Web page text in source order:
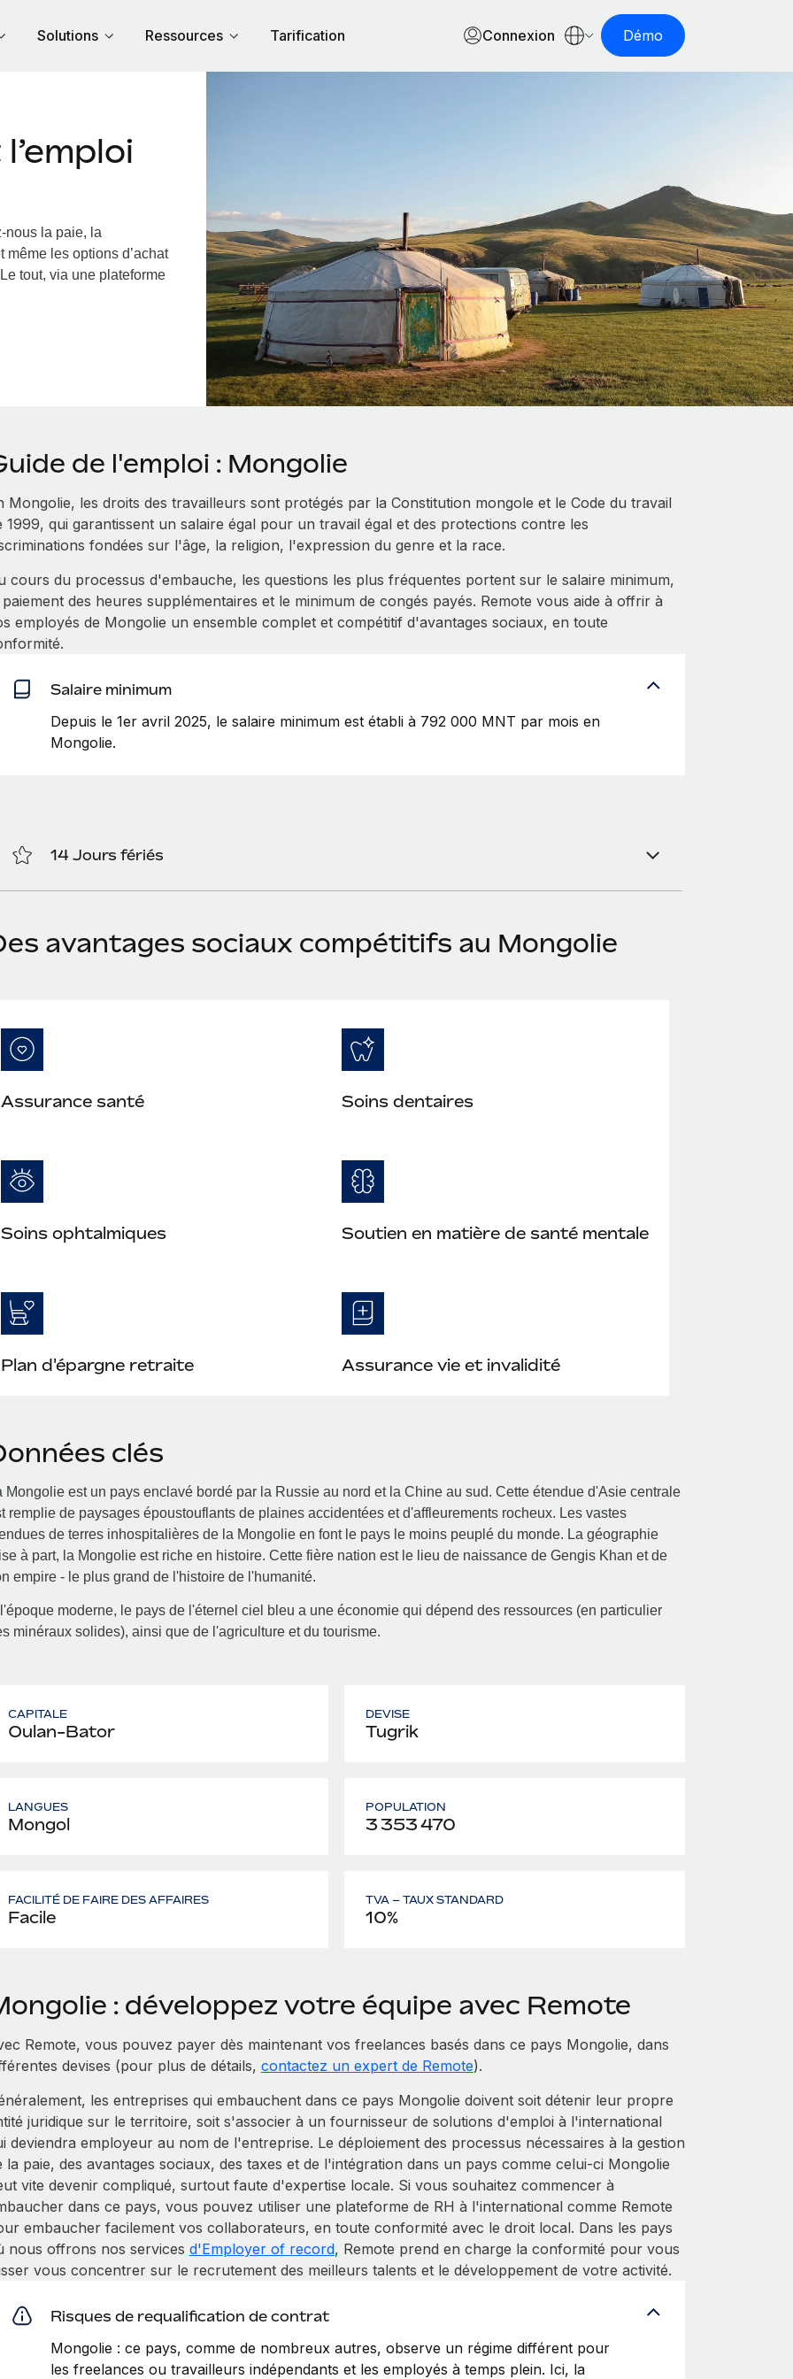
Solutions Ressources Tarification Connexion Démo
nous la paie, la
les options d’achat
tout, via une plateforme
de l'emploi : Mongolie
Mongolie, les droits des travailleurs sont protégés par la Constitution mongole et le Code du travail
1999, qui garantissent un salaire égal pour un travail égal et des protections contre les
fondées sur l'âge, la religion, l'expression du genre et la race.
cours du processus d'embauche, les questions les plus fréquentes portent sur le salaire minimum,
paiement des heures supplémentaires et le minimum de congés payés. Remote vous aide à offrir à
employés de Mongolie un ensemble complet et compétitif d'avantages sociaux, en toute
Salaire minimum
Depuis le 1er avril 2025, le salaire minimum est établi à 792 000 MNT par mois en
Mongolie.
14 Jours fériés
avantages sociaux compétitifs au Mongolie
Assurance santé Soins dentaires
Soins ophtalmiques Soutien en matière de santé mentale
Plan d'épargne retraite Assurance vie et invalidité
clés
Mongolie est un pays enclavé bordé par la Russie au nord et la Chine au sud. Cette étendue d'Asie centrale
remplie de paysages époustouflants de plaines accidentées et d'affleurements rocheux. Les vastes
de terres inhospitalières de la Mongolie en font le pays le moins peuplé du monde. La géographie
à part, la Mongolie est riche en histoire. Cette fière nation est le lieu de naissance de Gengis Khan et de
empire - le plus grand de l'histoire de l'humanité.
moderne, le pays de l'éternel ciel bleu a une économie qui dépend des ressources (en particulier
minéraux solides), ainsi que de l'agriculture et du tourisme.
CAPITALE
Oulan-Bator
DEVISE
Tugrik
LANGUES
Mongol
POPULATION
3 353 470
FACILITÉ DE FAIRE DES AFFAIRES
Facile
TVA – TAUX STANDARD
10%
: développez votre équipe avec Remote
Remote, vous pouvez payer dès maintenant vos freelances basés dans ce pays Mongolie, dans
devises (pour plus de détails, contactez un expert de Remote).
les entreprises qui embauchent dans ce pays Mongolie doivent soit détenir leur propre
juridique sur le territoire, soit s'associer à un fournisseur de solutions d'emploi à l'international
deviendra employeur au nom de l'entreprise. Le déploiement des processus nécessaires à la gestion
la paie, des avantages sociaux, des taxes et de l'intégration dans un pays comme celui-ci Mongolie
vite devenir compliqué, surtout faute d'expertise locale. Si vous souhaitez commencer à
dans ce pays, vous pouvez utiliser une plateforme de RH à l'international comme Remote
embaucher facilement vos collaborateurs, en toute conformité avec le droit local. Dans les pays
nous offrons nos services d'Employer of record, Remote prend en charge la conformité pour vous
vous concentrer sur le recrutement des meilleurs talents et le développement de votre activité.
Risques de requalification de contrat
Mongolie : ce pays, comme de nombreux autres, observe un régime différent pour
les freelances ou travailleurs indépendants et les employés à temps plein. Ici, la